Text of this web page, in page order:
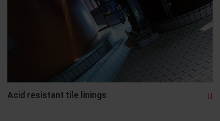
Acid resistant tile linings